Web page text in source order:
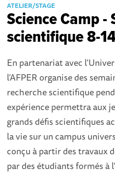
ATELIER/STAGE
Science Camp -
scientifique 8-
En partenariat avec
l’AFPER organise des
recherche scientifique
expérience permettra aux
grands défis scientifiques
la vie sur un campus
conçu à partir des travaux
par des étudiants formés à